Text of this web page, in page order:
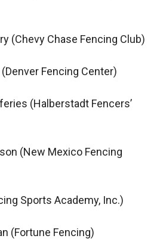
(Chevy Chase Fencing Club)
Fencing Center)
(Halberstadt Fencers’
(New Mexico Fencing
Sports Academy, Inc.)
(Fortune Fencing)